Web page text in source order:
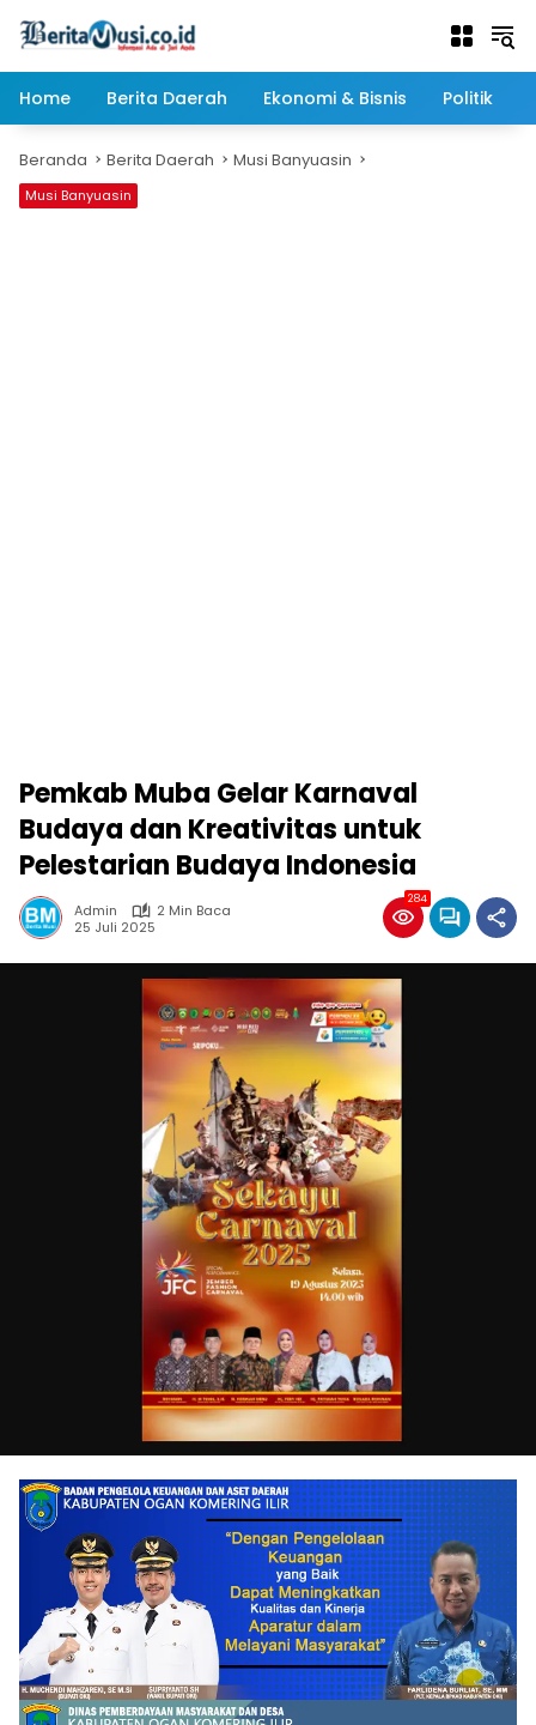
Home
Berita Daerah Ekonomi & Bisnis Politik
Beranda Berita Daerah Musi Banyuasin
Musi Banyuasin
Pemkab Muba Gelar Karnaval
Budaya dan Kreativitas untuk
Pelestarian Budaya Indonesia
Admin
2 Min Baca
25 Juli 2025
284